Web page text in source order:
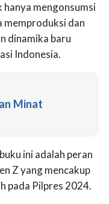
mengonsumsi
dan
dinamika baru
Indonesia.
Minat
ini adalah peran
Z yang mencakup
pada Pilpres 2024.